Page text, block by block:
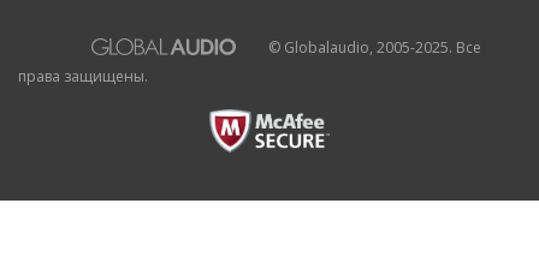
© Globalaudio, 2005-2025. Все
права защищены.